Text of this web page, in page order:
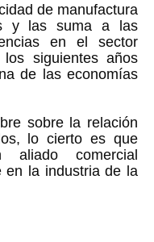
de manufactura
y las suma a las
en el sector
siguientes años
de las economías
sobre la relación
lo cierto es que
comercial
en la industria de la